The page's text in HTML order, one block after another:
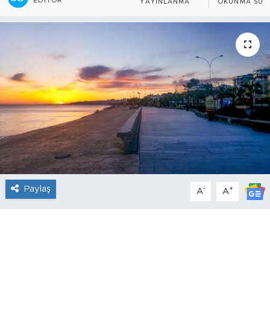
YAYINLANMA OKUNMA
Paylaş A- A+